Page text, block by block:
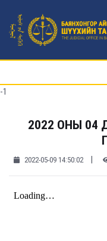
-1
2022 ОНЫ 04
2022-05-09 14:50:02|